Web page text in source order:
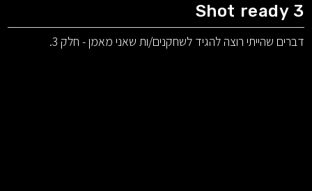
Shot ready 3
דברים שהייתי רוצה להגיד לשחקנים/ות שאני מאמן - חלק 3.